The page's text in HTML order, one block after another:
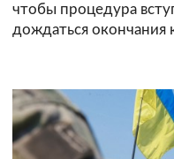
чтобы процедура
дождаться окончания